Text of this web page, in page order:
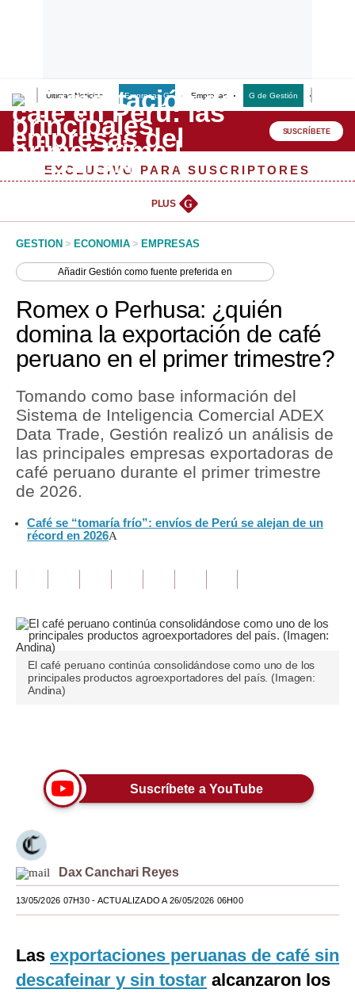
Últimas Noticias Empresas G Empresas G de Gestión
Lo último
Peru Quiosco
Management & Empleo
Perú
Política
Finanzas Personales
Inmobiliarias
Plus G
Editorial
Tendencias
Lujo
Mundo
EEUU
México
Tecnología
Club del Suscriptor
SUSCRÍBETE
EXCLUSIVO PARA SUSCRIPTORES
PLUS G
GESTION > ECONOMIA > EMPRESAS
AñadirGestión como fuente preferida en
Romex o Perhusa: ¿quién
domina la exportación de café
peruano en el primer trimestre?
Tomando como base información del
Sistema de Inteligencia Comercial ADEX
Data Trade, Gestión realizó un análisis de
las principales empresas exportadoras de
café peruano durante el primer trimestre
de 2026.
Café se “tomaría frío”: envíos de Perú se alejan de un
récord en 2026A
El café peruano continúa consolidándose como uno de los
principales productos agroexportadores del país. (Imagen:
Andina)
Suscríbete a YouTube
Dax Canchari Reyes
13/05/2026 07H30- ACTUALIZADO A 26/05/2026 06H00
Las exportaciones peruanas de café sin
descafeinar y sin tostar alcanzaron los